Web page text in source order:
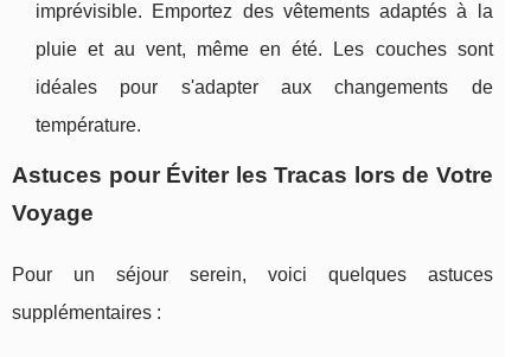
imprévisible. Emportez des vêtements adaptés à la
pluie et au vent, même en été. Les couches sont
idéales pour s'adapter aux changements de
température.
Astuces pour Éviter les Tracas lors de Votre
Voyage
Pour un séjour serein, voici quelques astuces
supplémentaires :